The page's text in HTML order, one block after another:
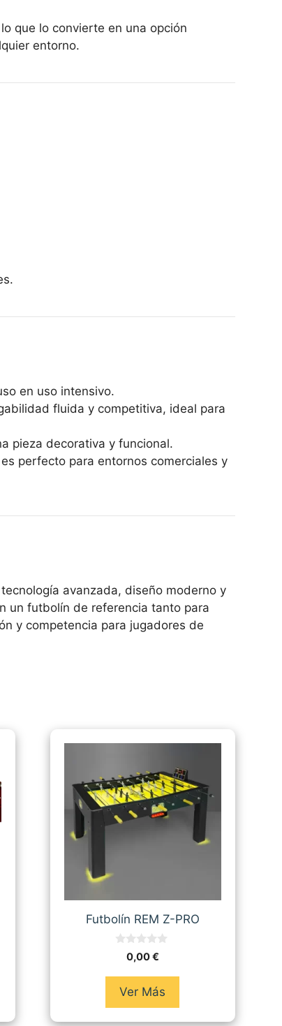
que lo convierte en una opción
entorno.
en uso intensivo.
fluida y competitiva, ideal para
pieza decorativa y funcional.
perfecto para entornos comerciales y
avanzada, diseño moderno y
un futbolín de referencia tanto para
y competencia para jugadores de
Futbolín REM Z-PRO
0,00€
Ver Más